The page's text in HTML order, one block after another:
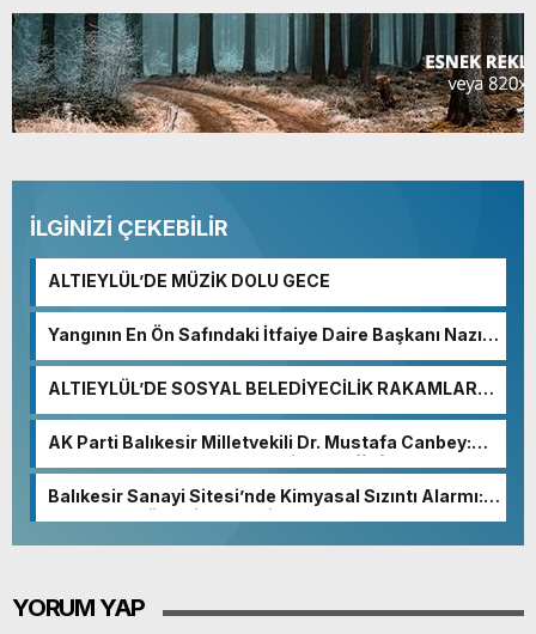
İLGİNİZİ ÇEKEBİLİR
ALTIEYLÜL’DE MÜZİK DOLU GECE
Yangının En Ön Safındaki İtfaiye Daire Başkanı Nazım
ALTIEYLÜL’DE SOSYAL BELEDİYECİLİK RAKAMLARA
AK Parti Balıkesir Milletvekili Dr. Mustafa Canbey:
“Medyanın varlığı, demokratik ve şeffaf toplumun
Balıkesir Sanayi Sitesi’nde Kimyasal Sızıntı Alarmı:
52. Sokak Güvenlik Nedeniyle Boşaltıldı
YORUM YAP